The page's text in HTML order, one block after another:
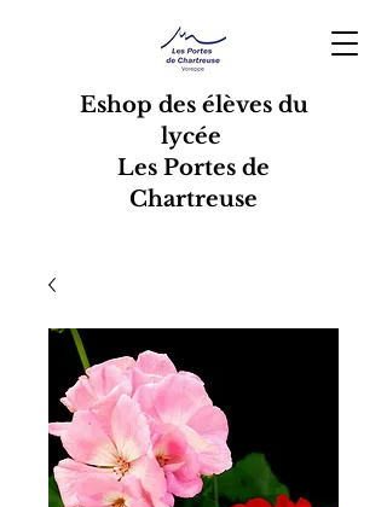
Eshop des élèves du
lycée
Les Portes de
Chartreuse